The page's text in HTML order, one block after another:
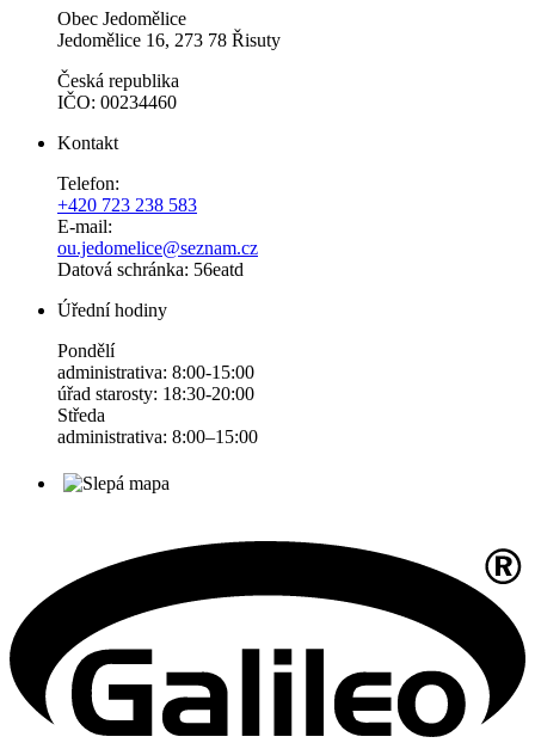
Obec Jedomělice
Jedomělice 16, 273 78 Řisuty
Česká republika
IČO: 00234460
Kontakt
Telefon:
+420 723 238 583
E-mail:
ou.jedomelice@seznam.cz
Datová schránka: 56eatd
Úřední hodiny
Pondělí
administrativa: 8:00-15:00
úřad starosty: 18:30-20:00
Středa
administrativa: 8:00–15:00